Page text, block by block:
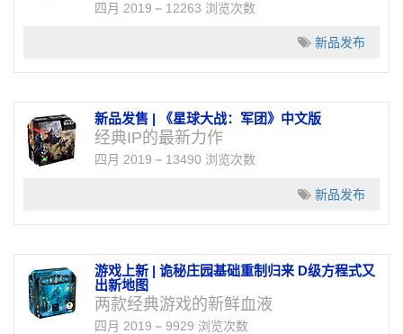
四月 2019 12263 浏览次数
新品发布
新品发售 | 《星球大战：军团》中文版
经典IP的最新力作
四月 2019 13490 浏览次数
新品发布
游戏上新 | 诡秘庄园基础重制归来 D级方程式又
出新地图
两款经典游戏的新鲜血液
四月 2019 9929 浏览次数